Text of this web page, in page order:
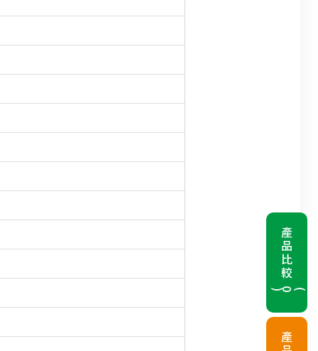
產品比較
(0)